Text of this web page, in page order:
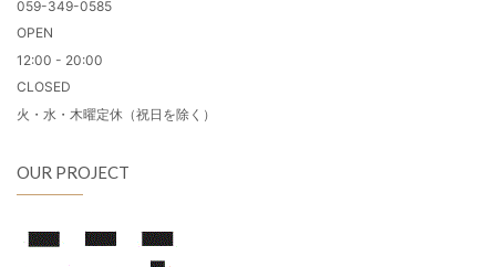
059-349-0585
OPEN
12:00 - 20:00
CLOSED
火・水・木曜定休（祝日を除く）
OUR PROJECT